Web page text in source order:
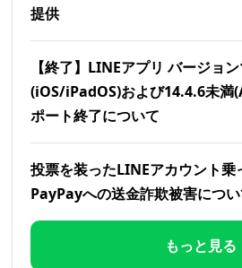
提供
【終了】LINEアプリ バージョ
(iOS/iPadOS)および14.4.6未
ポート終了について
投票を装ったLINEアカウント乗
PayPayへの送金詐欺被害につ
もっと見る